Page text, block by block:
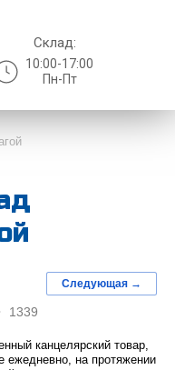
Склад:
10:00-17:00
Пн-Пт
Следующая →
1339
канцелярский товар,
ежедневно, на протяжении